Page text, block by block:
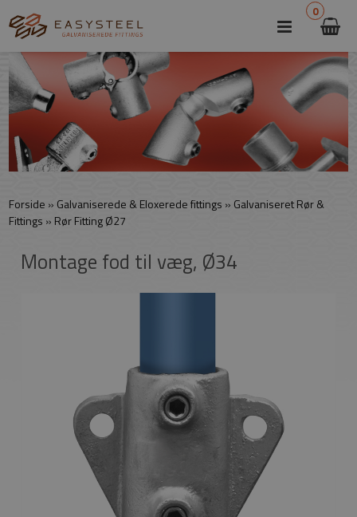
0
Forside » Galvaniserede & Eloxerede fittings » Galvaniseret Rør &
Fittings » Rør Fitting Ø27
Montage fod til væg, Ø34